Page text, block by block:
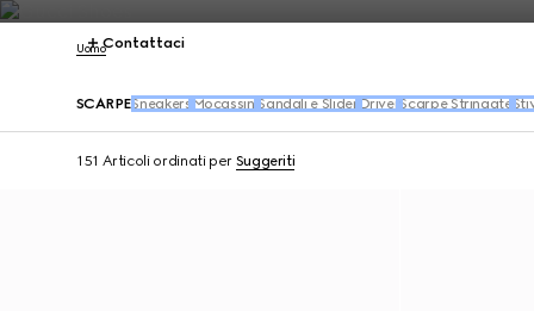
Contattaci
Uomo
SCARPE Sneakers Mocassini Sandali e Slider Driver Scarpe Stringate
151 Articoli ordinati per Suggeriti